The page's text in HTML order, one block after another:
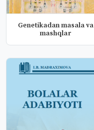
Genetikadan masala va
mashqlar